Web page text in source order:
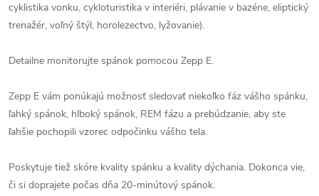
cyklistika vonku, cykloturistika v interiéri, plávanie v bazéne, eliptický
trenažér, voľný štýl, horolezectvo, lyžovanie).
Detailne monitorujte spánok pomocou Zepp E.
Zepp E vám ponúkajú možnosť sledovať niekoľko fáz vášho spánku,
ľahký spánok, hlboký spánok, REM fázu a prebúdzanie, aby ste
ľahšie pochopili vzorec odpočinku vášho tela.
Poskytuje tiež skóre kvality spánku a kvality dýchania. Dokonca vie,
či si doprajete počas dňa 20-minútový spánok.